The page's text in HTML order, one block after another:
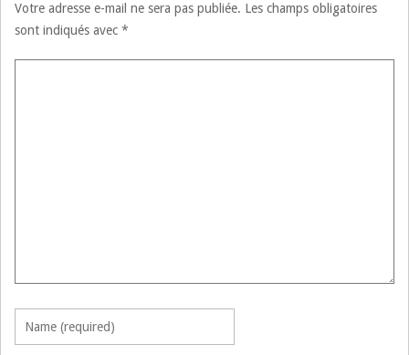
Votre adresse e-mail ne sera pas publiée. Les champs obligatoires
sont indiqués avec *